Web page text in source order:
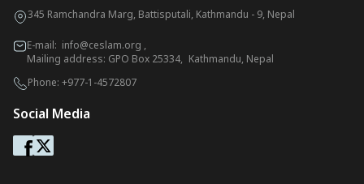
345 Ramchandra Marg, Battisputali, Kathmandu - 9, Nepal
E-mail: info@ceslam.org ,
Mailing address: GPO Box 25334, Kathmandu, Nepal
Phone: +977-1-4572807
Social Media